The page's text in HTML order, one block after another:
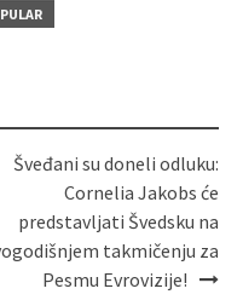
Šveđani su doneli odluku:
Cornelia Jakobs će
predstavljati Švedsku na
takmičenju za
Pesmu Evrovizije!